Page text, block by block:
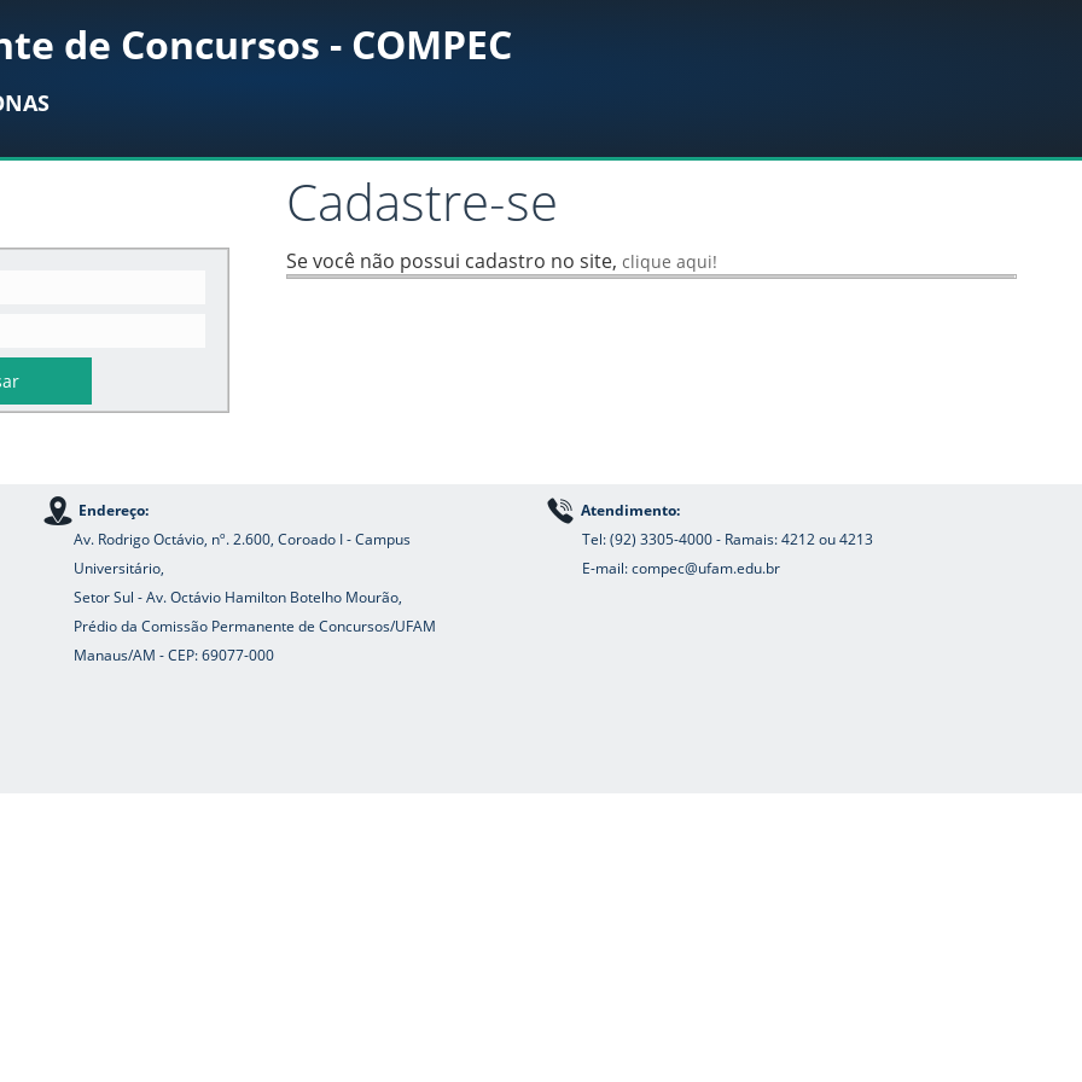
de Concursos - COMPEC
Cadastre-se
Se você não possui cadastro no site,clique aqui!
Endereço:
Av. Rodrigo Octávio, nº. 2.600, Coroado I - Campus
Universitário,
Setor Sul - Av. Octávio Hamilton Botelho Mourão,
Prédio da Comissão Permanente de Concursos/UFAM
Manaus/AM - CEP: 69077-000
Atendimento:
Tel: (92) 3305-4000 - Ramais: 4212 ou 4213
E-mail: compec@ufam.edu.br